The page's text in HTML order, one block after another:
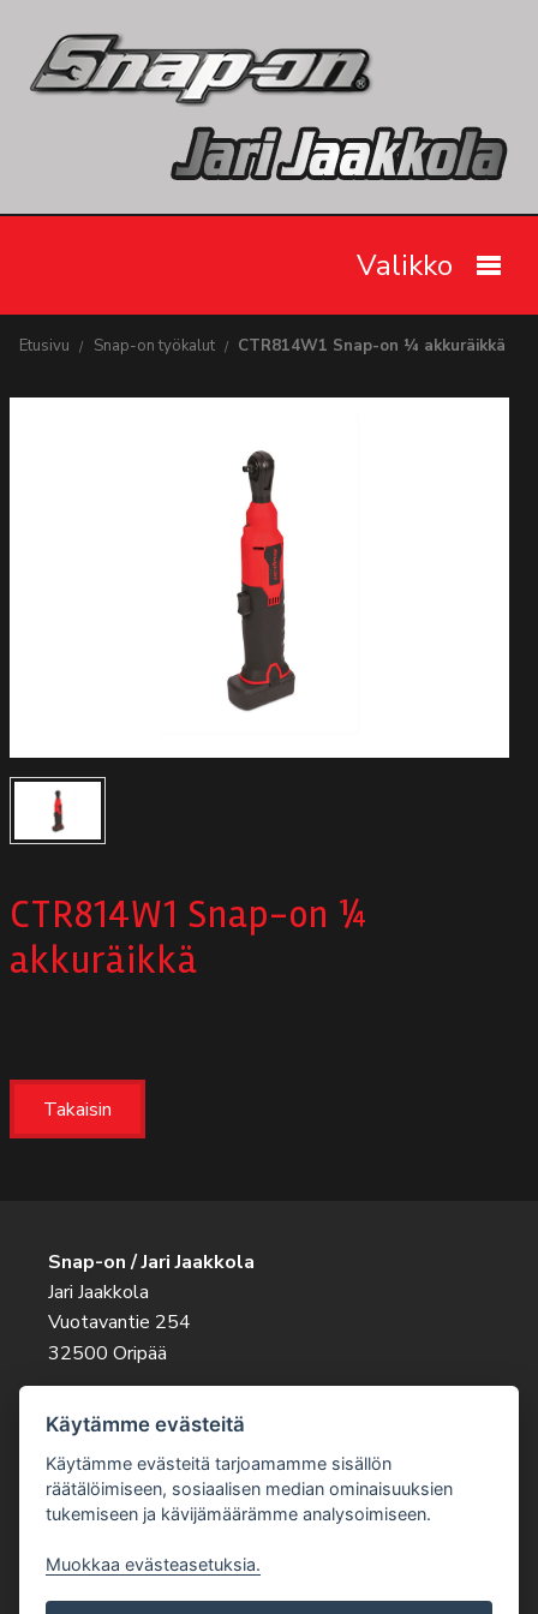
Valikko
Tarjoukset
Videot
Autodata
Yritys
Autofrontal
Yhteystiedot
Etusivu Snap-on työkalut CTR814W1 Snap-on ¼ akkuräikkä
CTR814W1 Snap-on ¼
akkuräikkä
Takaisin
Snap-on / Jari Jaakkola
Jari Jaakkola
Vuotavantie 254
32500 Oripää
045 263 9343
jari.jaakkola@snapon.fi
Käytämme evästeitä
Käytämme evästeitä tarjoamamme sisällön
räätälöimiseen, sosiaalisen median ominaisuuksien
tukemiseen ja kävijämäärämme analysoimiseen.
Muokkaa evästeasetuksia.